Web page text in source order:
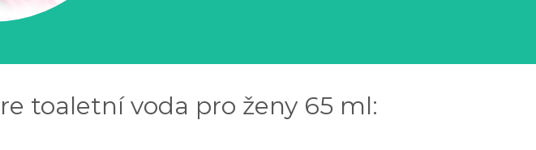
toaletní voda pro ženy 65 ml: